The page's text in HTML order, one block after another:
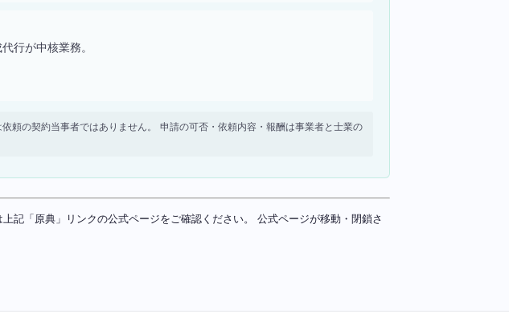
行が中核業務。
頼の契約当事者ではありません。 申請の可否・依頼内容・報酬は事業者と士業の
「原典」リンクの公式ページをご確認ください。 公式ページが移動・閉鎖さ